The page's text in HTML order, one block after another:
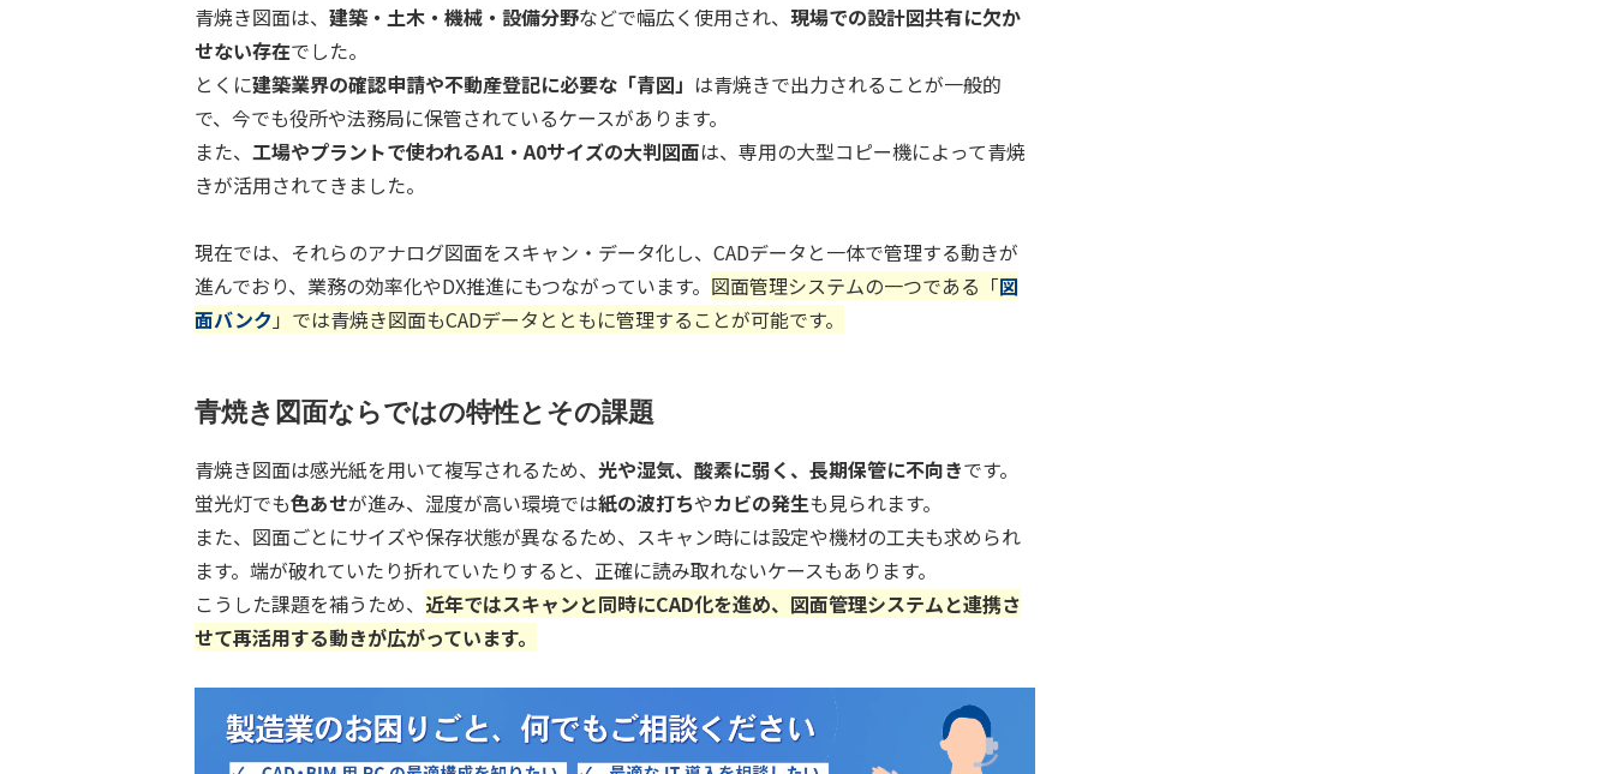
青焼き図面は、 建築・土木・機械・設備分野などで幅広く使用され、 現場での設計図共有に欠か
せない存在でした。
とくに建築業界の確認申請や不動産登記に必要な「青図」 は青焼きで出力されることが一般的
で、今でも役所や法務局に保管されているケースがあります。
また、 工場やプラントで使われるA1・A0サイズの大判図面は、専用の大型コピー機によって青焼
きが活用されてきました。
現在では、それらのアナログ図面をスキャン・データ化し、CADデータと一体で管理する動きが
進んでおり、業務の効率化やDX推進にもつながっています。 図面管理システムの一つである「図
面バンク 」では青焼き図面もCADデータとともに管理することが可能です。
青焼き図面ならではの特性とその課題
青焼き図面は感光紙を用いて複写されるため、 光や湿気、酸素に弱く、長期保管に不向きです。
蛍光灯でも色あせが進み、湿度が高い環境では紙の波打ちやカビの発生も見られます。
また、図面ごとにサイズや保存状態が異なるため、スキャン時には設定や機材の工夫も求められ
ます。端が破れていたり折れていたりすると、正確に読み取れないケースもあります。
こうした課題を補うため、 近年ではスキャンと同時にCAD化を進め、図面管理システムと連携さ
せて再活用する動きが広がっています。